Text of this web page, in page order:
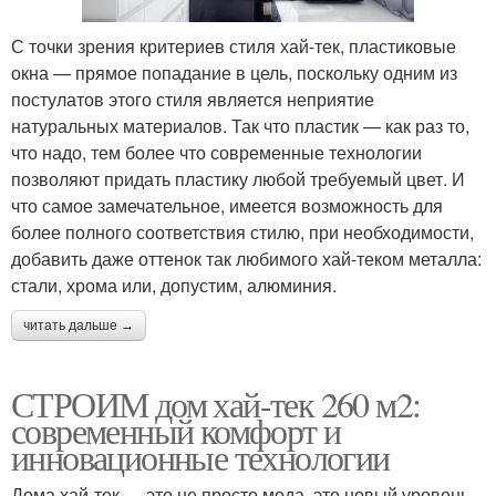
С точки зрения критериев стиля хай-тек, пластиковые
окна — прямое попадание в цель, поскольку одним из
постулатов этого стиля является неприятие
натуральных материалов. Так что пластик — как раз то,
что надо, тем более что современные технологии
позволяют придать пластику любой требуемый цвет. И
что самое замечательное, имеется возможность для
более полного соответствия стилю, при необходимости,
добавить даже оттенок так любимого хай-теком металла:
стали, хрома или, допустим, алюминия.
читать дальше →
СТРОИМ дом хай-тек 260 м2:
современный комфорт и
инновационные технологии